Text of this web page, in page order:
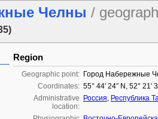
Челны /
Region
Geographic point: Город Набережные
Coordinates: 55° 44′ 24″ N, 52°
Administrative
location:
Россия, Республика